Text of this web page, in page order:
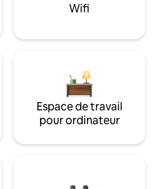
Wifi
Espace de travail
pour ordinateur